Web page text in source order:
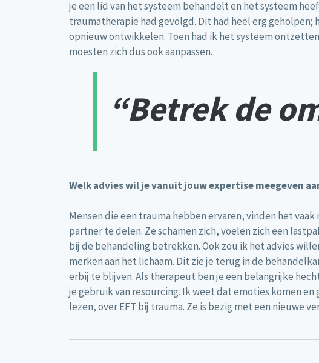
je een lid van het systeem behandelt en het systeem
traumatherapie had gevolgd. Dit had heel erg geholpen;
opnieuw ontwikkelen. Toen had ik het systeem
moesten zich dus ook aanpassen.
“Betrek de
Welk advies wil je vanuit jouw expertise meegeven
Mensen die een trauma hebben ervaren, vinden het
partner te delen. Ze schamen zich, voelen zich een
bij de behandeling betrekken. Ook zou ik het advies
merken aan het lichaam. Dit zie je terug in de
erbij te blijven. Als therapeut ben je een belangrijke
je gebruik van resourcing. Ik weet dat emoties komen
lezen, over EFT bij trauma. Ze is bezig met een nieuwe